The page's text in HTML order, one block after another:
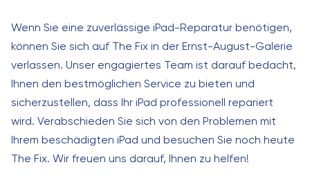
Wenn Sie eine zuverlässige iPad-Reparatur benötigen,
können Sie sich auf The Fix in der Ernst-August-Galerie
verlassen. Unser engagiertes Team ist darauf bedacht,
Ihnen den bestmöglichen Service zu bieten und
sicherzustellen, dass Ihr iPad professionell repariert
wird. Verabschieden Sie sich von den Problemen mit
Ihrem beschädigten iPad und besuchen Sie noch heute
The Fix. Wir freuen uns darauf, Ihnen zu helfen!